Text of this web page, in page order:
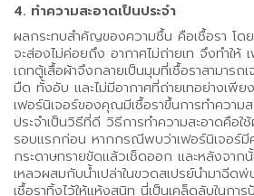
4. ทำความสะอาดเป็นประจำ
ผลกระทบสำคัญของความชื้น คือเชื้อรา โด
จะส่องไม่ค่อยถึง อากาศไม่ถ่ายเท จึงทำให้
เถทตู้เสื้อผ้าจึงกลายเป็นมุมที่เชื้อราสามารถ
มืด ทั้งอับ และไม่มีอากาศที่ถ่ายเทอย่างเพี
เฟอร์นิเจอร์ของคุณมีเชื้อราขึ้นการทำความส
ประจำเป็นวิธีที่ดี วิธีการทำความสะอาดคือใ
รอบแรกก่อน หากกรณีพบว่าเฟอร์นิเจอร์มีค
กระดาษทรายขัดแล้วเช็ดออก และหลังจาก
เหลวผสมกับน้ำเปล่าในขวดสเปรย์นำมาฉีด
เชื้อราทิ้งไว้ให้แห้งสนิท นี่เป็นเคล็ดลับในกา